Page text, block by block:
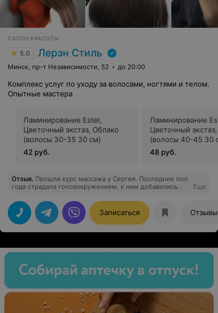
САЛОН КРАСОТЫ
5.0 Лерэн Стиль
Минск, пр-т Независимости, 52 до 20:00
Комплекс услуг по уходу за волосами, ногтями и телом.
Опытные мастера
Ламинирование Estel,
Цветочный экстаз, Облако
(волосы 30-35 30 см)
42 руб.
Ламинирование
Цветочный
(волосы 40-45 30
48 руб.
Отзыв. Прошла курс массажа у Сергея. Последние пол
года страдала головокружением, к ним добавились
Принимая массаж, самочувствие пошло на улучшение.
Уже после 3 сеанса головокружение стало исчезать,
далее стали проходить головные боли. Очень рада, что
выбрала именно его. Цена очень демократичная.
Еще
Записаться Отзывы